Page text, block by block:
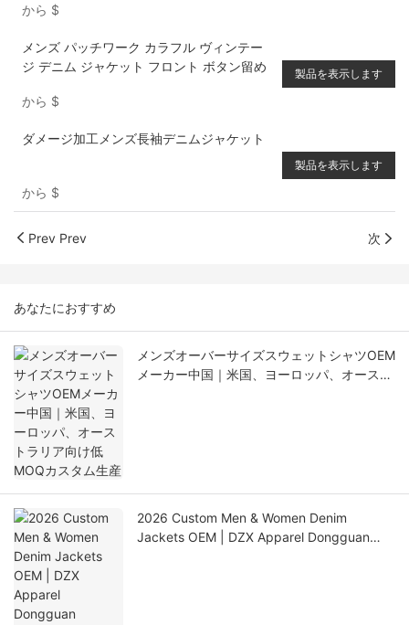
から $
メンズ パッチワーク カラフル ヴィンテー
ジ デニム ジャケット フロント ボタン留め
から $
製品を表示します
ダメージ加工メンズ長袖デニムジャケット
から $
製品を表示します
Prev Prev 次
あなたにおすすめ
メンズオーバーサイズスウェットシャツOEM
メーカー中国｜米国、ヨーロッパ、オースト
2026 Custom Men & Women Denim
Jackets OEM | DZX Apparel Dongguan